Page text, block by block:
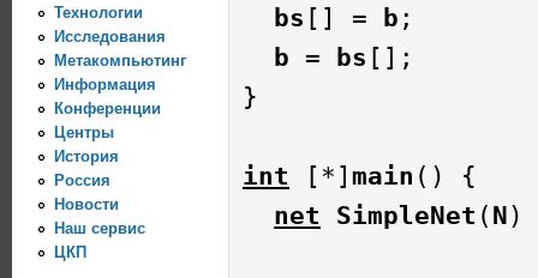
bs [] = b ;
b = bs [];
}
int [*] main () {
net SimpleNet ( N)
Технологии
Исследования
Метакомпьютинг
Информация
Конференции
Центры
История
Россия
Новости
Наш сервис
ЦКП